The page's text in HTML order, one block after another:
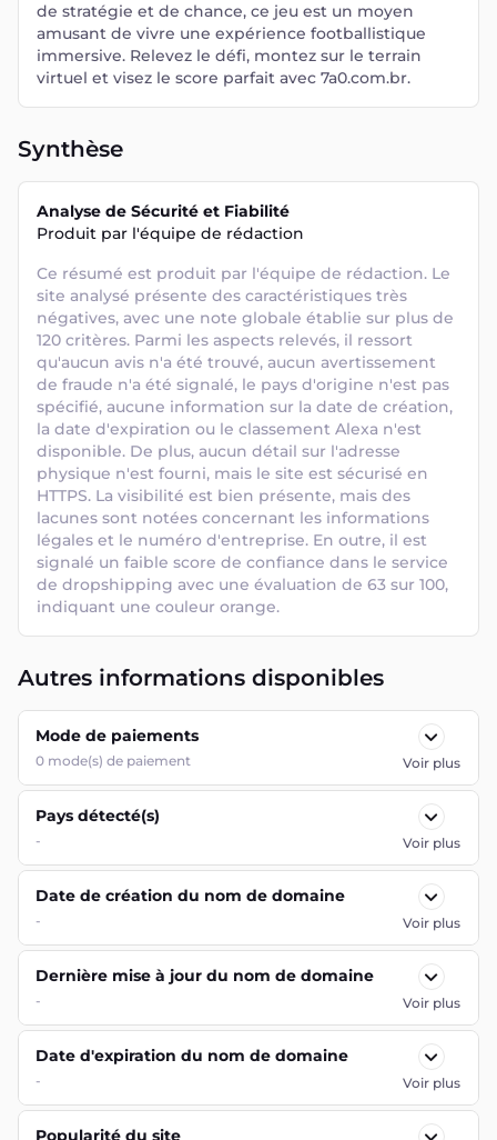
de stratégie et de chance, ce jeu est un moyen
amusant de vivre une expérience footballistique
immersive. Relevez le défi, montez sur le terrain
virtuel et visez le score parfait avec 7a0.com.br.
Synthèse
Analyse de Sécurité et Fiabilité
Produit par l'équipe de rédaction
Ce résumé est produit par l'équipe de rédaction. Le
site analysé présente des caractéristiques très
négatives, avec une note globale établie sur plus de
120 critères. Parmi les aspects relevés, il ressort
qu'aucun avis n'a été trouvé, aucun avertissement
de fraude n'a été signalé, le pays d'origine n'est pas
spécifié, aucune information sur la date de création,
la date d'expiration ou le classement Alexa n'est
disponible. De plus, aucun détail sur l'adresse
physique n'est fourni, mais le site est sécurisé en
HTTPS. La visibilité est bien présente, mais des
lacunes sont notées concernant les informations
légales et le numéro d'entreprise. En outre, il est
signalé un faible score de confiance dans le service
de dropshipping avec une évaluation de 63 sur 100,
indiquant une couleur orange.
Autres informations disponibles
Mode de paiements
0 mode(s) de paiement Voir plus
Pays détecté(s)
- Voir plus
Date de création du nom de domaine
- Voir plus
Dernière mise à jour du nom de domaine
- Voir plus
Date d'expiration du nom de domaine
- Voir plus
Popularité du site